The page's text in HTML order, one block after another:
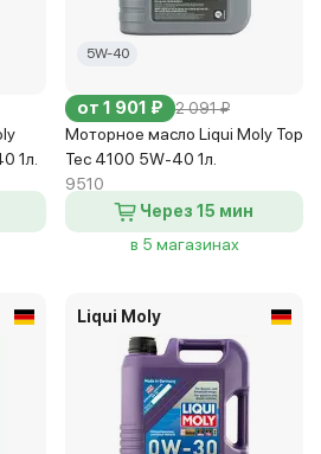
1л.
5W-40
от 1 901 ₽ 2 091 ₽
Моторное масло Liqui Moly Top
Tec 4100 5W-40 1л.
9510
Через 15 мин
в 5 магазинах
Liqui Moly